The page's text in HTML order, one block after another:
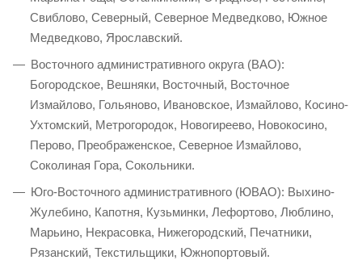
Свиблово, Северный, Северное Медведково, Южное
Медведково, Ярославский.
Восточного административного округа (ВАО):
Богородское, Вешняки, Восточный, Восточное
Измайлово, Гольяново, Ивановское, Измайлово, Косино-
Ухтомский, Метрогородок, Новогиреево, Новокосино,
Перово, Преображенское, Северное Измайлово,
Соколиная Гора, Сокольники.
Юго-Восточного административного (ЮВАО): Выхино-
Жулебино, Капотня, Кузьминки, Лефортово, Люблино,
Марьино, Некрасовка, Нижегородский, Печатники,
Рязанский, Текстильщики, Южнопортовый.